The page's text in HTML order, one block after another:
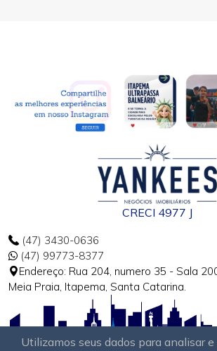
Utilizamos seus dados para analisar
CRECI 4977 J
(47) 3430-0636
(47) 99773-8377
Endereço: Rua 204, numero 35 - Sala
Meia Praia, Itapema, Santa Catarina.